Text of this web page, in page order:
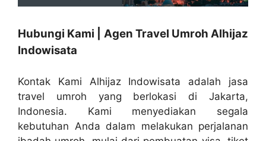
Hubungi Kami | Agen Travel Umroh Alhijaz
Indowisata
Kontak Kami Alhijaz Indowisata adalah jasa
travel umroh yang berlokasi di Jakarta,
Indonesia. Kami menyediakan segala
kebutuhan Anda dalam melakukan perjalanan